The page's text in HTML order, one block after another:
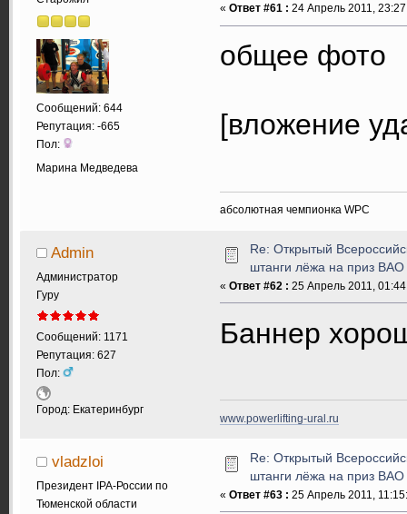
Сообщений: 644
Репутация: -665
Пол:
Марина Медведева
« Ответ #61 : 24 Апрель 2011,
общее фото
[вложение
абсолютная чемпионка WPC
Admin
Администратор
Гуру
Сообщений: 1171
Репутация: 627
Пол:
Город: Екатеринбург
Re: Открытый
штанги лёжа на приз ВАО
« Ответ #62 : 25 Апрель 2011,
Баннер
www.powerlifting-ural.ru
vladzloi
Президент IPA-России по
Тюменской области
Re: Открытый
штанги лёжа на приз ВАО
« Ответ #63 : 25 Апрель 2011,